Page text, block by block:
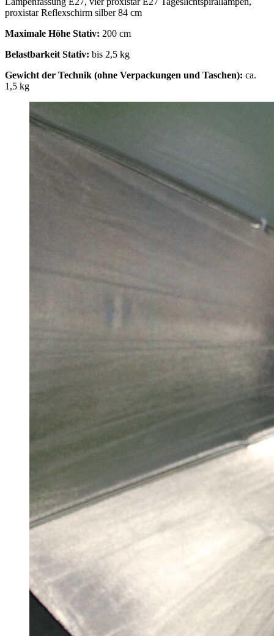
proxistar Reflexschirm silber 84 cm
Maximale Höhe Stativ: 200 cm
Belastbarkeit Stativ: bis 2,5 kg
Gewicht der Technik (ohne Verpackungen und Taschen): ca.
1,5 kg